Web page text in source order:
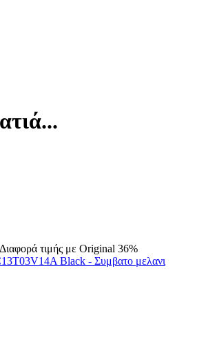
Διαφορά τιμής με Original 36%
Black - Συμβατο μελανι